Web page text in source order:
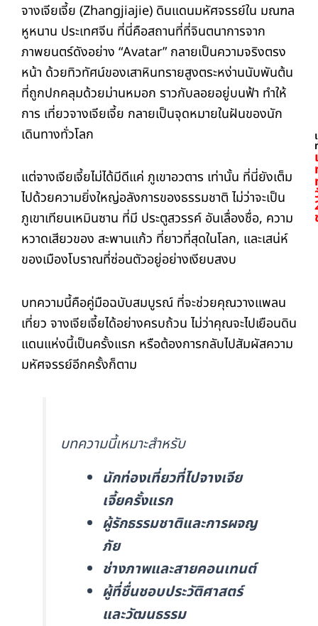
จางเจียเจี้ย (Zhangjiajie) ดินแดนมหัศจรรย์ใน มณฑล
หูหนาน ประเทศจีน ที่นี่คือสถานที่ที่จินตนาการจาก
ภาพยนตร์ดังอย่าง “Avatar” กลายเป็นความจริงตรง
หน้า ด้วยทิวทัศน์ของเสาหินทรายสูงตระหง่านนับพันต้น
ที่ถูกปกคลุมด้วยม่านหมอก ราวกับลอยอยู่บนฟ้า ทำให้
การ เที่ยวจางเจียเจี้ย กลายเป็นจุดหมายในฝันของนัก
เดินทางทั่วโลก
แต่จางเจียเจี้ยไม่ได้มีดีแค่ ภูเขาอวตาร เท่านั้น ที่นี่ยังเต็ม
ไปด้วยความยิ่งใหญ่อลังการของธรรมชาติ ไม่ว่าจะเป็น
ภูเขาเทียนเหมินซาน ที่มี ประตูสวรรค์ อันเลื่องชื่อ, ความ
หวาดเสียวของ สะพานแก้ว ที่ยาวที่สุดในโลก, และเสน่ห์
ของเมืองโบราณที่ซ่อนตัวอยู่อย่างเงียบสงบ
บทความนี้คือคู่มือฉบับสมบูรณ์ ที่จะช่วยคุณวางแพลน
เที่ยว จางเจียเจี้ยได้อย่างครบถ้วน ไม่ว่าคุณจะไปเยือนดิน
แดนแห่งนี้เป็นครั้งแรก หรือต้องการกลับไปสัมผัสความ
มหัศจรรย์อีกครั้งก็ตาม
บทความนี้เหมาะสำหรับ
นักท่องเที่ยวที่ไปจางเจีย
เจี้ยครั้งแรก
ผู้รักธรรมชาติและการผจญ
ภัย
ช่างภาพและสายคอนเทนต์
ผู้ที่ชื่นชอบประวัติศาสตร์
และวัฒนธรรม